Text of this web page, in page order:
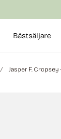
Bästsäljare
Jasper F.